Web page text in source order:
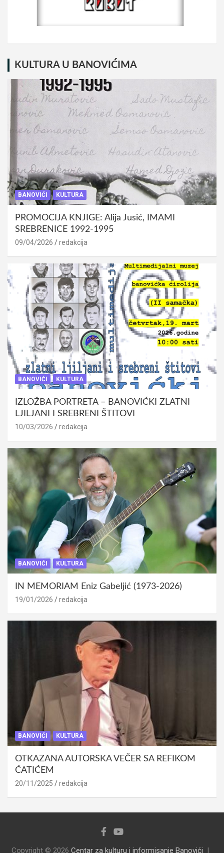
KULTURA U BANOVIĆIMA
BANOVIĆI KULTURA
PROMOCIJA KNJIGE: Alija Jusić, IMAMI
SREBRENICE 1992-1995
09/04/2026 redakcija
BANOVIĆI KULTURA
IZLOŽBA PORTRETA – BANOVIĆKI ZLATNI
LJILJANI I SREBRENI ŠTITOVI
10/03/2026 redakcija
BANOVIĆI KULTURA
IN MEMORIAM Eniz Gabeljić (1973-2026)
19/01/2026 redakcija
BANOVIĆI KULTURA
OTKAZANA AUTORSKA VEČER SA REFIKOM
ĆATIĆEM
20/11/2025 redakcija
Copyright © 2026 Centar za kulturu i informisanje Banovići